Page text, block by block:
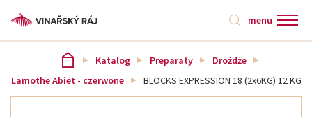
menu
Katalog Preparaty
Drożdże
Lamothe Abiet - czerwone
BLOCKS EXPRESSION 18 (2x6KG) 12 KG